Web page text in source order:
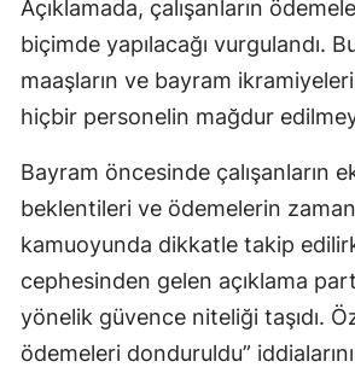
Açıklamada, çalışanların
biçimde yapılacağı vurgulandı.
maaşların ve bayram
hiçbir personelin mağdur
Bayram öncesinde çalışanların
beklentileri ve ödemelerin
kamuoyunda dikkatle takip
cephesinden gelen açıklama
yönelik güvence niteliği taşıdı.
ödemeleri donduruldu”